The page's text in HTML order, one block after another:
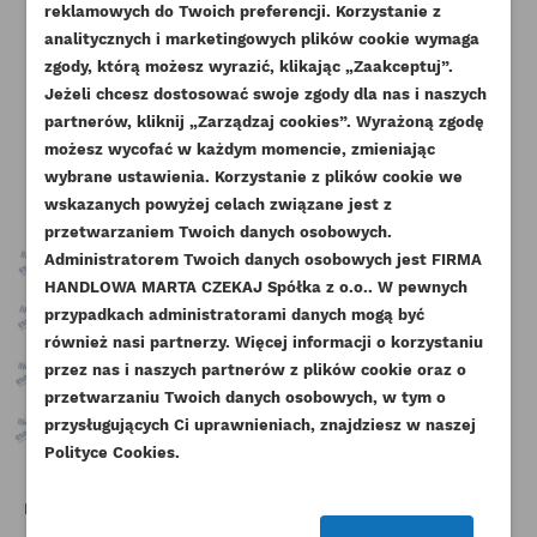
DODAJ DO LISTY ŻYCZEŃ
add_circle_outline Stwórz nową listę życzeń
UTWÓRZ LISTĘ ŻYCZEŃ
NAZWA LISTY ŻYCZEŃ
Anuluj Utwórz listę życzeń
ZALOGUJ SIĘ
Musisz być zalogowany by zapisać produkty na
swojej liście życzeń.
Anuluj Zaloguj się
Klienci którzy zakupili ten produkt
kupili również:
PERKINS USZCZELKA POMPY
reklamowych do Twoich preferencji. Korzystanie z
analitycznych i marketingowych plików cookie wymaga
zgody, którą możesz wyrazić, klikając „Zaakceptuj”.
Jeżeli chcesz dostosować swoje zgody dla nas i naszych
partnerów, kliknij „Zarządzaj cookies”. Wyrażoną zgodę
możesz wycofać w każdym momencie, zmieniając
wybrane ustawienia. Korzystanie z plików cookie we
wskazanych powyżej celach związane jest z
przetwarzaniem Twoich danych osobowych.
Administratorem Twoich danych osobowych jest FIRMA
HANDLOWA MARTA CZEKAJ Spółka z o.o.. W pewnych
przypadkach administratorami danych mogą być
również nasi partnerzy. Więcej informacji o korzystaniu
przez nas i naszych partnerów z plików cookie oraz o
przetwarzaniu Twoich danych osobowych, w tym o
przysługujących Ci uprawnieniach, znajdziesz w naszej
Polityce Cookies.